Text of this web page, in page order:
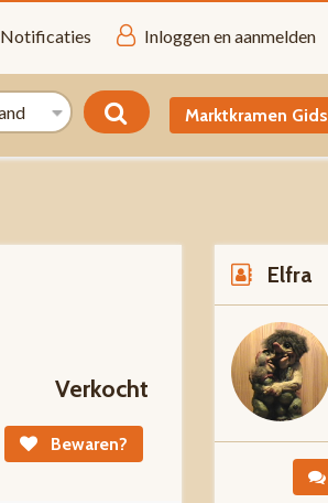
Notificaties Inloggen en aanmelden
Marktkramen Gids
Verkocht
Bewaren?
Elfra